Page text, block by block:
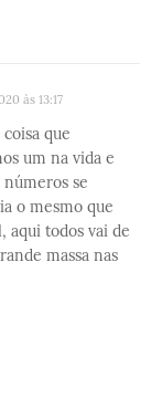
às 13:17
que
um na vida e
se
o mesmo que
aqui todos vai de
massa nas